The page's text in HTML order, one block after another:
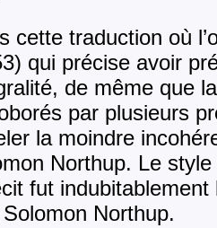
cette traduction où
qui précise avoir
de même que
par plusieurs
la moindre
Northup. Le
fut
Northup.